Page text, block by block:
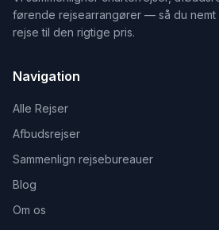
førende rejsearrangører — så du
rejse til den rigtige pris.
Navigation
Alle Rejser
Afbudsrejser
Sammenlign rejsebureauer
Blog
Om os